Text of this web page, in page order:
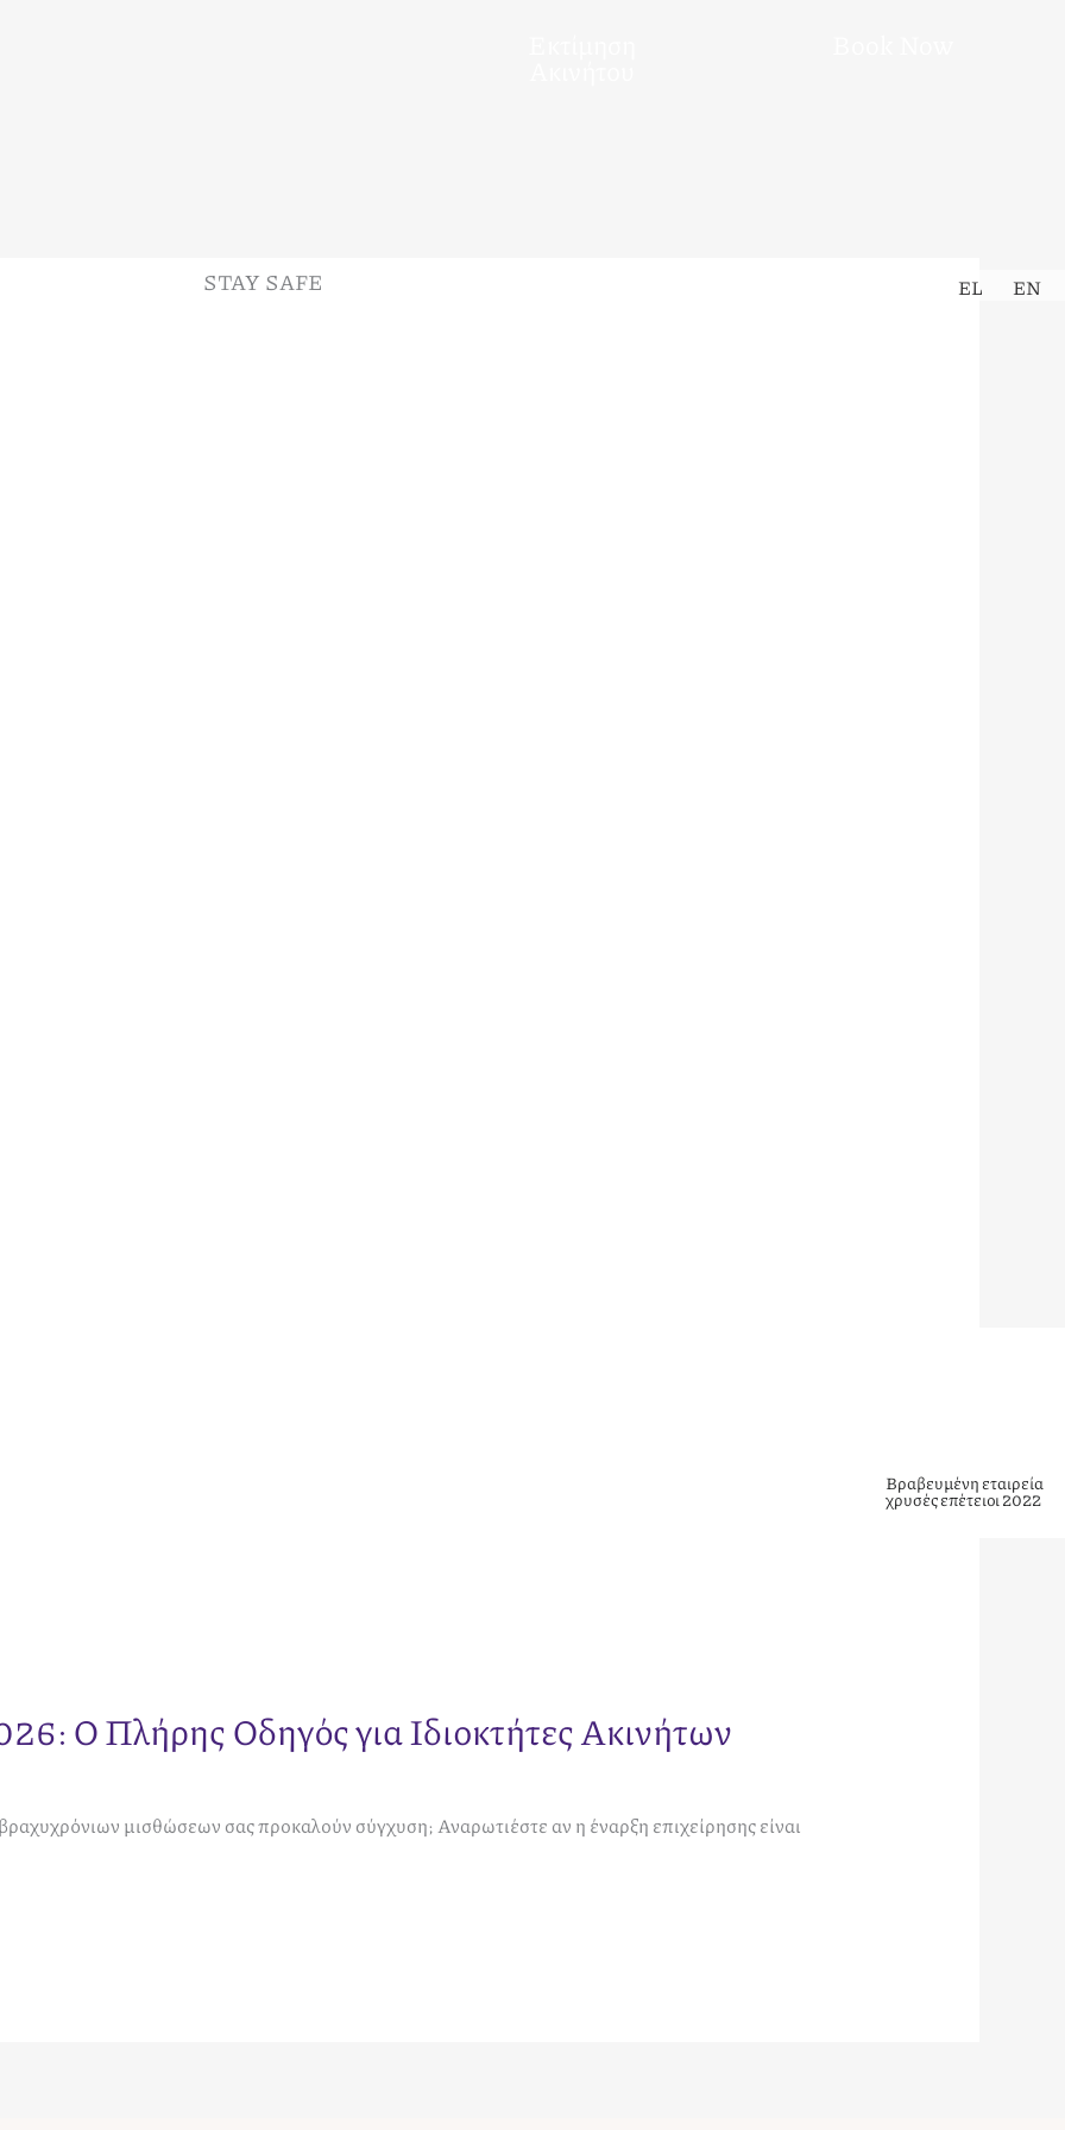
STAY SAFE EL EN
Ο Πλήρης Οδηγός για Ιδιοκτήτες Ακινήτων
μισθώσεων σας προκαλούν σύγχυση; Αναρωτιέστε αν η έναρξη επιχείρησης είναι
Βραβευμένη εταιρεία
χρυσές επέτειοι 2022